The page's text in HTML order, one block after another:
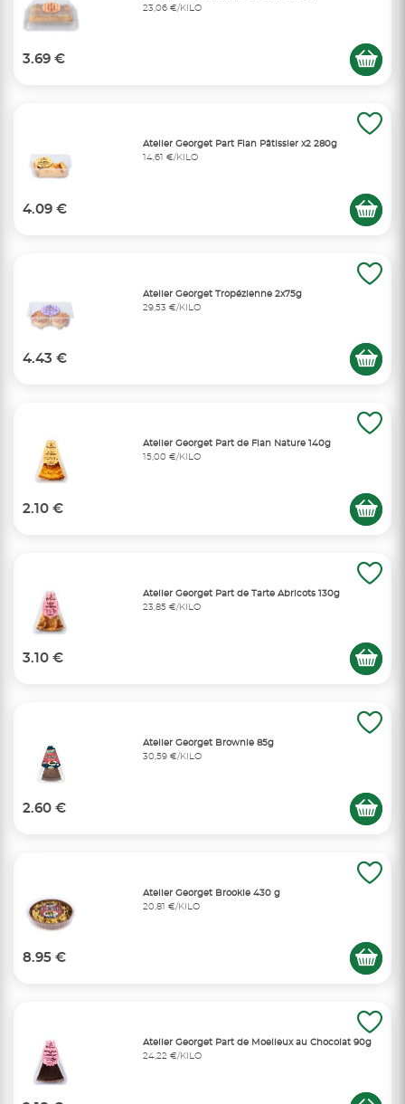
23,06 €/KILO
3.69 €
Atelier Georget Part Flan Pâtissier x2 280g
14,61 €/KILO
4.09 €
Atelier Georget Tropézienne 2x75g
29,53 €/KILO
4.43 €
Atelier Georget Part de Flan Nature 140g
15,00 €/KILO
2.10 €
Atelier Georget Part de Tarte Abricots 130g
23,85 €/KILO
3.10 €
Atelier Georget Brownie 85g
30,59 €/KILO
2.60 €
Atelier Georget Brookie 430 g
20,81 €/KILO
8.95 €
Atelier Georget Part de Moelleux au Chocolat 90g
24,22 €/KILO